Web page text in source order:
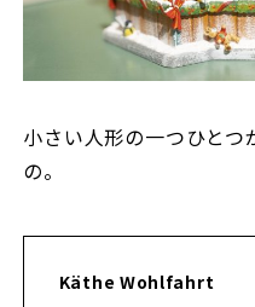
小さい人形の一つひと
の。
Käthe Wohlfahrt